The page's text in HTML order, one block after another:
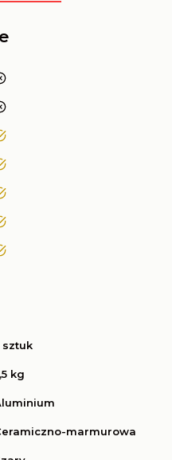
sztuk
kg
marmurowa